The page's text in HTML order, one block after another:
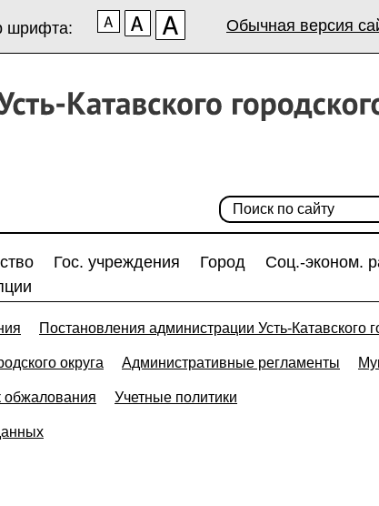
шрифта: Обычная версия
Гос. учреждения Город Соц.-эконом.
Постановления администрации Усть-Катавского
округа Административные регламенты
обжалования Учетные политики